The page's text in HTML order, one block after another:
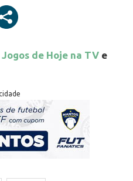
Jogos de Hoje na TV e